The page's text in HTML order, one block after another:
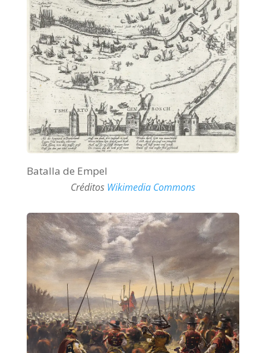
Batalla de Empel
Créditos Wikimedia Commons